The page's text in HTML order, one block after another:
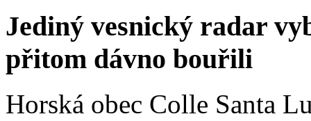
Jediný vesnický radar
přitom dávno bouřili
Horská obec Colle Santa